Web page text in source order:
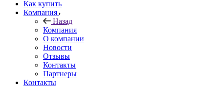
Как купить
Компания
Назад
Компания
О компании
Новости
Отзывы
Контакты
Партнеры
Контакты